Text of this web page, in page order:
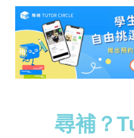
尋補？